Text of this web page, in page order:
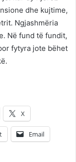
dhe kujtime,
Ngjashmëria
Në fund të fundit,
fytyra jote bëhet
X
Email